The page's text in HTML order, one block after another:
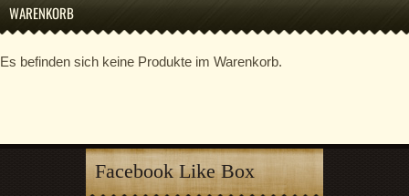
WARENKORB
Es befinden sich keine Produkte im Warenkorb.
Facebook Like Box